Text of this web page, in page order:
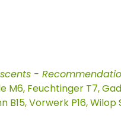
-
M6, Feuchtinger T7,
Vorwerk P16, Wilop